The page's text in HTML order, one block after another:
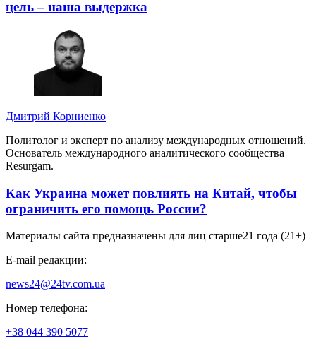
цель – наша выдержка
Дмитрий Корниенко
Политолог и эксперт по анализу международных отношений.
Основатель международного аналитического сообщества
Resurgam.
Как Украина может повлиять на Китай, чтобы
ограничить его помощь России?
Материалы сайта предназначены для лиц старше21 года (21+)
E-mail редакции:
news24@24tv.com.ua
Номер телефона:
+38 044 390 5077